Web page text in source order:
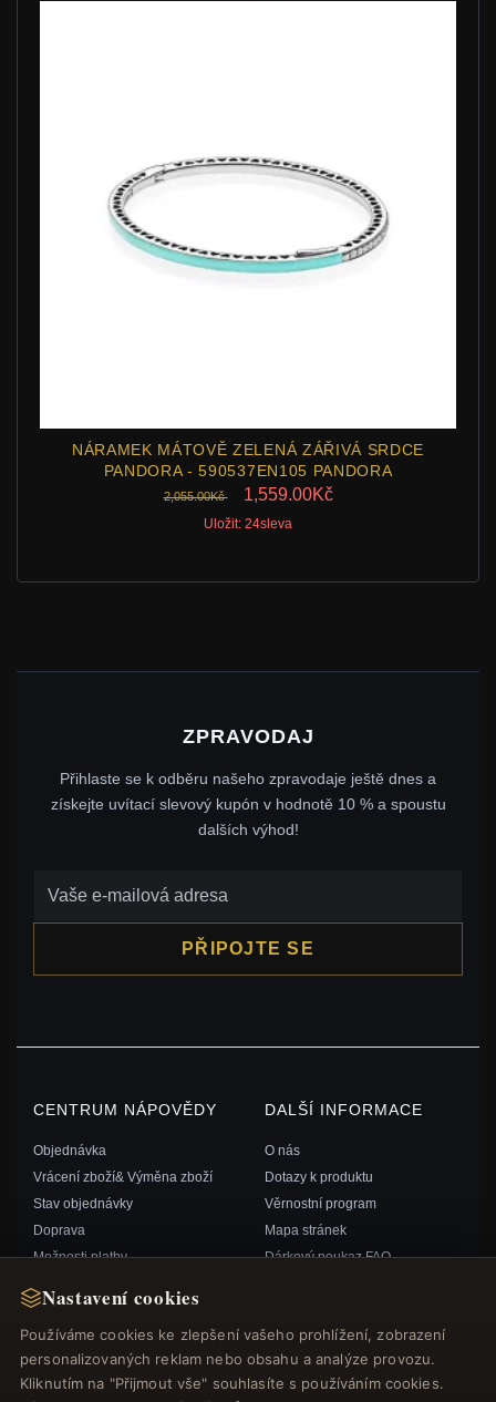
Nastavení cookies
Používáme cookies ke zlepšení vašeho prohlížení, zobrazení
personalizovaných reklam nebo obsahu a analýze provozu.
Kliknutím na "Přijmout vše" souhlasíte s používáním cookies.
NÁRAMEK MÁTOVĚ ZELENÁ ZÁŘIVÁ SRDCE
PANDORA - 590537EN105 PANDORA
2,055.00Kč 1,559.00Kč
Uložit: 24sleva
ZPRAVODAJ
Přihlaste se k odběru našeho zpravodaje ještě dnes a
získejte uvítací slevový kupón v hodnotě 10 % a spoustu
dalších výhod!
PŘIPOJTE SE
CENTRUM NÁPOVĚDY
Objednávka
Vrácení zboží& Výměna zboží
Stav objednávky
Doprava
Možnosti platby
Kontaktujte nás
DALŠÍ INFORMACE
O nás
Dotazy k produktu
Věrnostní program
Mapa stránek
Dárkový poukaz FAQ
RYCHLÉ ODKAZY SLEDUJTE NÁS